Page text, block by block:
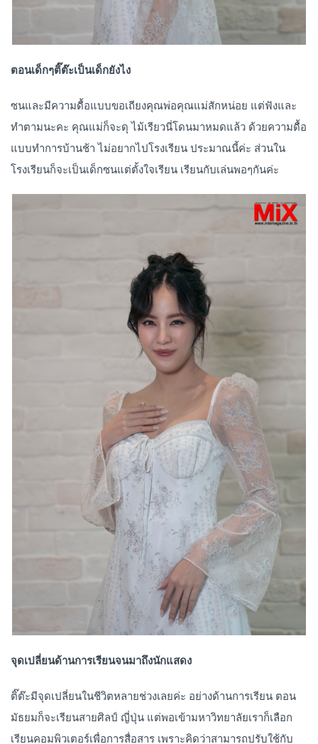
ตอนเด็กๆติ๊ต๊ะเป็นเด็กยังไง
ซนและมีความดื้อแบบขอเถียงคุณพ่อคุณแม่สักหน่อย แต่ฟังและ
ทำตามนะคะ คุณแม่ก็จะดุ ไม้เรียวนี่โดนมาหมดแล้ว ด้วยความดื้อ
แบบทำการบ้านช้า ไม่อยากไปโรงเรียน ประมาณนี้ค่ะ ส่วนใน
โรงเรียนก็จะเป็นเด็กซนแต่ตั้งใจเรียน เรียนกับเล่นพอๆกันค่ะ
จุดเปลี่ยนด้านการเรียนจนมาถึงนักแสดง
ติ๊ต๊ะมีจุดเปลี่ยนในชีวิตหลายช่วงเลยค่ะ อย่างด้านการเรียน ตอน
มัธยมก็จะเรียนสายศิลป์ ญี่ปุ่น แต่พอเข้ามหาวิทยาลัยเราก็เลือก
เรียนคอมพิวเตอร์เพื่อการสื่อสาร เพราะคิดว่าสามารถปรับใช้กับ